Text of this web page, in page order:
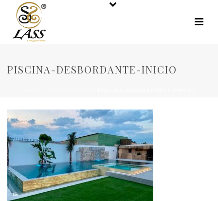
PISCINA-DESBORDANTE-INICIO